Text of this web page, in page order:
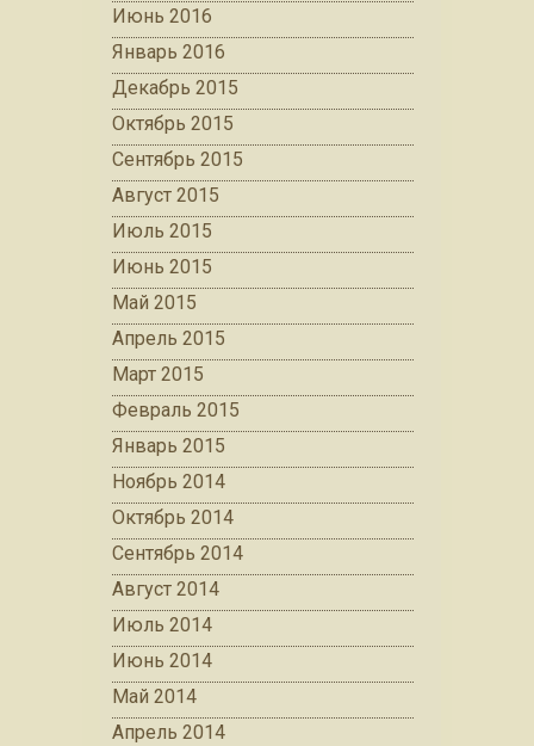
Июнь 2016
Январь 2016
Декабрь 2015
Октябрь 2015
Сентябрь 2015
Август 2015
Июль 2015
Июнь 2015
Май 2015
Апрель 2015
Март 2015
Февраль 2015
Январь 2015
Ноябрь 2014
Октябрь 2014
Сентябрь 2014
Август 2014
Июль 2014
Июнь 2014
Май 2014
Апрель 2014